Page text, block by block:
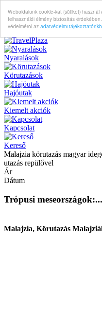
Weboldalunk cookie-kat (sütiket) használ
felhasználói élmény biztosítás
védelméröl az adatvédelmi
Nyaralások
Körutazások
Hajóutak
Kiemelt akciók
Kapcsolat
Kereső
Malajzia körutazás magyar
utazás repülővel
Ár
Dátum
Trópusi meseországok:...
Malajzia, Körutazás